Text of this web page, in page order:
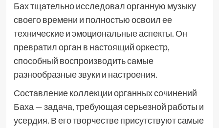
Бах тщательно исследовал органную музыку
своего времени и полностью освоил ее
технические и эмоциональные аспекты. Он
превратил орган в настоящий оркестр,
способный воспроизводить самые
разнообразные звуки и настроения.
Составление коллекции органных сочинений
Баха — задача, требующая серьезной работы и
усердия. В его творчестве присутствуют самые